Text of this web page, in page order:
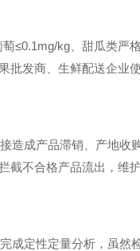
≤0.1mg/kg、甜瓜类
发商、生鲜配送企业
成产品滞销、产地
不合格产品流出，维
定性定量分析，虽